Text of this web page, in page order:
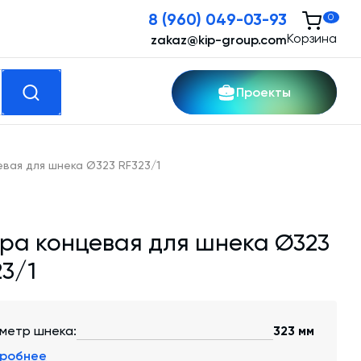
8 (960) 049-03-93
zakaz@kip-group.comКорзина
0
Проекты
услуги
Зимний комплект. Изготовление и монтаж
для шнека Ø323 RF323/1
концевая для шнека Ø323
1
шнека:
323 мм